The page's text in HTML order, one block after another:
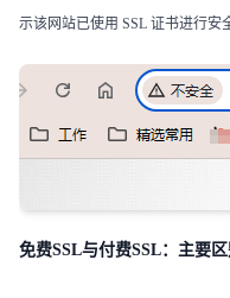
示该网站已使用 SSL 证书进行安
免费SSL与付费SSL：主要区